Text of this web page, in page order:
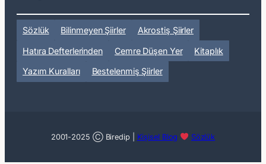
Sözlük Bilinmeyen Şiirler Akrostiş Şiirler
Hatıra Defterlerinden Cemre Düşen Yer Kitaplık
Yazım Kuralları Bestelenmiş Şiirler
2001-2025 Ⓒ Biredip | Kişisel Blog Sözlük